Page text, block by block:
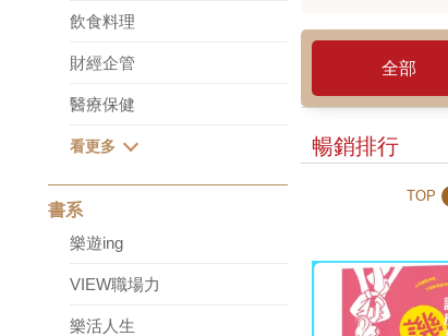
飲食料理
財經企管
醫療保健
書系
樂遊ing
VIEW職場力
樂活人生
全部
暢銷排行
TOP